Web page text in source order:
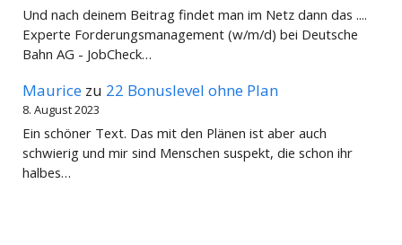
Und nach deinem Beitrag findet man im Netz dann das ....
Experte Forderungsmanagement (w/m/d) bei Deutsche
Bahn AG - JobCheck…
Maurice zu 22 Bonuslevel ohne Plan
8. August 2023
Ein schöner Text. Das mit den Plänen ist aber auch
schwierig und mir sind Menschen suspekt, die schon ihr
halbes…